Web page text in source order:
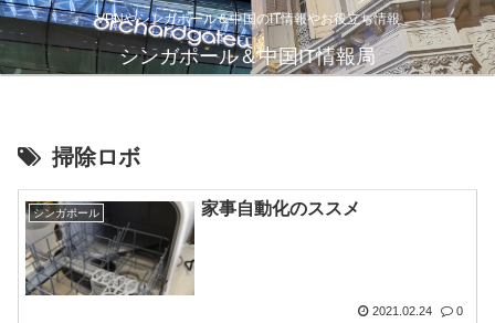
VPNやシンガポール＆中国のIT情報やお役立ち情報
シンガポール＆中国IT情報局
掃除ロボ
シンガポール 家事自動化のススメ
2021.02.24 0